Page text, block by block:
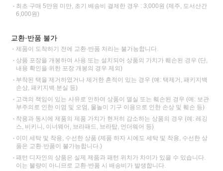
최초 구매 5만원 미만, 초기 배송비 결제한 경우 : 3,000원 (제주, 도서산간
6,000원)
교환·반품 불가
제품이 도착하기 전에 교환·반품 처리는 불가능합니다.
상품 포장을 개봉하여 사용 또는 설치되어 상품의 가치가 훼손된 경우 (단,
내용 확인을 위한 포장 개봉의 경우 제외)
부착된 택을 제거하였거나 제거한 흔적이 있는 경우 (예: 택제거, 패키지백
손상, 패키지백 분실 등)
고객의 책임이 있는 사유로 인하여 상품이 멸실 또는 훼손된 경우 (예: 보관
부주의로 인한 이염 및 오염, 물놀이 기구 이용으로 인한 손상 및 훼손 등)
착용과 동시에 제품의 제품 가치가 현저히 감소하는 상품의 경우 (예: 레깅
스, 비키니, 이너웨어, 브라패드, 브라탑, 언더웨어 등)
이미 세탁 및 착용, 수선한 상품 (제품 하자 시에도 세탁 및 착용, 수선한 상
품은 교환·반품이 불가능합니다.)
패턴 디자인의 상품은 실제 제품과 패턴 위치가 차이가 있을 수 있습니다.
이는 불량이 아니므로 교환·반품 시 배송비가 발생합니다.